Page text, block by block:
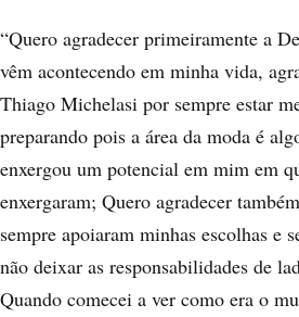
“Quero agradecer primeiramente a
vêm acontecendo em minha vida,
Thiago Michelasi por sempre estar
preparando pois a área da moda é
enxergou um potencial em mim em
enxergaram; Quero agradecer
sempre apoiaram minhas escolhas e
não deixar as responsabilidades de
Quando comecei a ver como era o